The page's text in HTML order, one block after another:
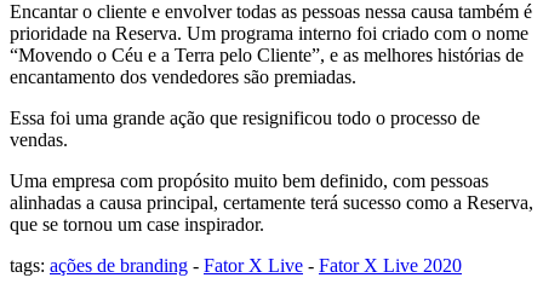
Encantar o cliente e envolver todas as pessoas nessa causa também é
prioridade na Reserva. Um programa interno foi criado com o nome
“Movendo o Céu e a Terra pelo Cliente”, e as melhores histórias de
encantamento dos vendedores são premiadas.
Essa foi uma grande ação que resignificou todo o processo de
vendas.
Uma empresa com propósito muito bem definido, com pessoas
alinhadas a causa principal, certamente terá sucesso como a Reserva,
que se tornou um case inspirador.
tags: ações de branding - Fator X Live - Fator X Live 2020